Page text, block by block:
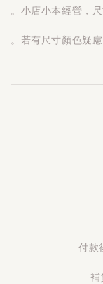
。小店小本經營，
。若有尺寸顏色疑
付款
補